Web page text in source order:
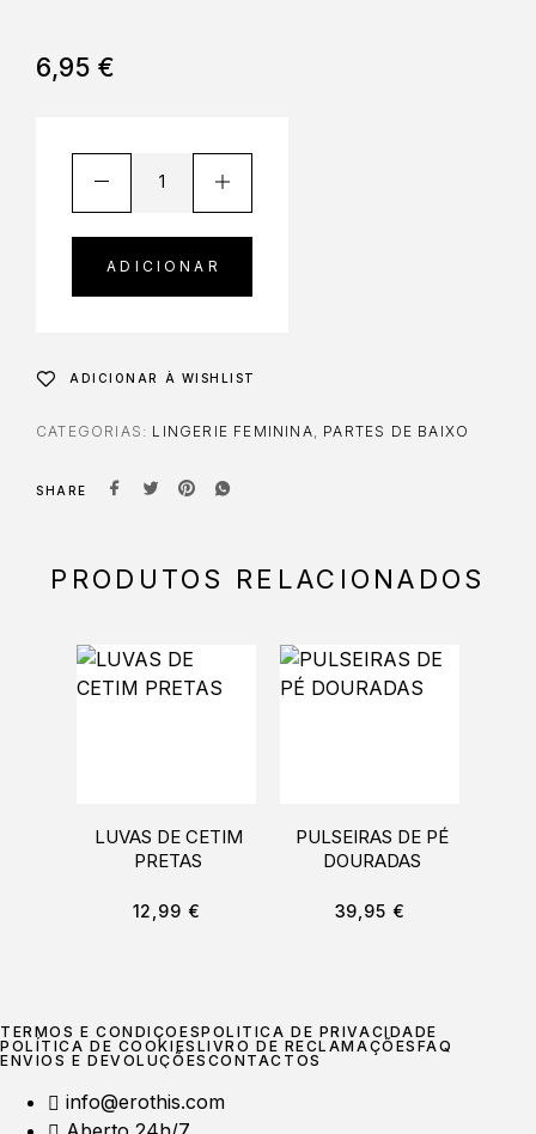
6,95€
ADICIONAR
ADICIONAR À WISHLIST
CATEGORIAS: LINGERIE FEMININA PARTES DE BAIXO
SHARE
PRODUTOS RELACIONADOS
LUVAS DE CETIM
PRETAS
12,99 €
PULSEIRAS DE PÉ
DOURADAS
39,95 €
TERMOS E CONDIÇÕESPOLÍTICA DE PRIVACIDADE
POLÍTICA DE COOKIES LIVRO DE RECLAMAÇÕES FAQ
ENVIOS E DEVOLUÇÕES CONTACTOS
info@erothis.com